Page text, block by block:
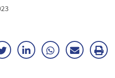
TwitterLinkedInWhatsApp
Enviar